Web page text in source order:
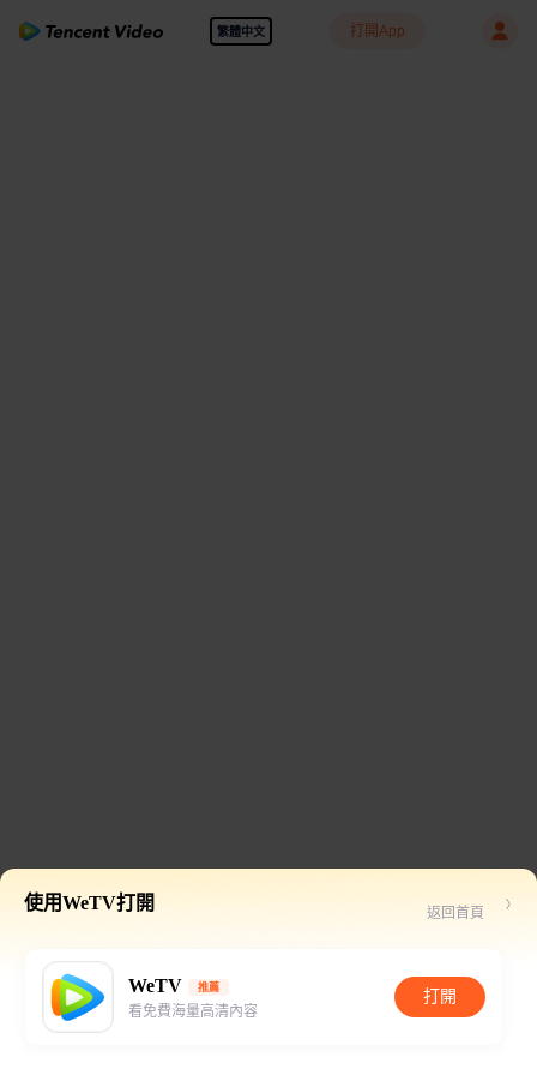
繁體中文 打開App
使用WeTV打開 返回首頁
WeTV 推薦
看免費海量高清內容
打開